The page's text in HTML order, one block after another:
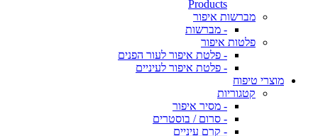
Products
מברשות איפור
- מברשות
פלטות איפור
- פלטת איפור לעור הפנים
- פלטת איפור לעיניים
מוצרי טיפוח
קטגוריות
- מסיר איפור
- סרום / בוסטרים
- קרם עיניים